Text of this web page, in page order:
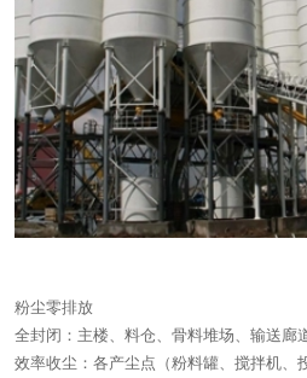
粉尘零排放
全封闭：主楼、料仓、骨料堆场、输送廊
效率收尘：各产尘点（粉料罐、搅拌机、